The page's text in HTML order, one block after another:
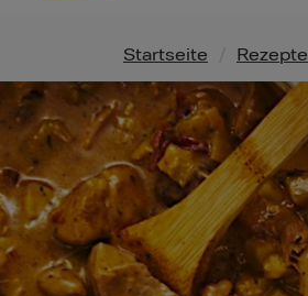
Pfadnavigation
Startseite Rezepte